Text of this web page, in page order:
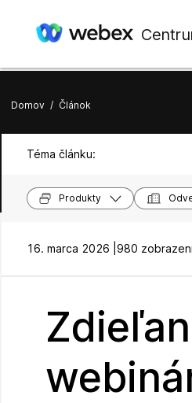
Domov / Článok
Téma článku:
Produkty
16. marca 2026 | 980